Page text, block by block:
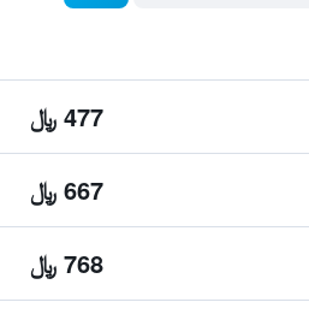
477 ﷼
667 ﷼
768 ﷼